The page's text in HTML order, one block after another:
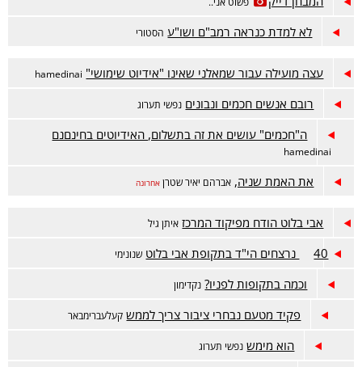
לא למדת כנראה רמב"ם ושו"ע הסטורי
עצה מועילה עבור שמאלני שאינו "אידיוט שימושי" hamedinai
רובם אנשים חכמים ונבונים נפשי תערוג
ה"חכמים" עושים את זה בתשלום, האידיוטים בחינםנם
hamedinai
את האמת שניה, אברהם יאיר שטרן אחרונה
אבי בלוט הודח מפיקוד המרכז איתן גיל
40 נרצחים הי"ד בתקופת אבי בלוט שנונימי
וכמה בתקופות לפניו? נקדימון
פקיד מטעם נבחרי ציבור צריך לממש קעלעברימבאר
הוא מימש נפשי תערוג